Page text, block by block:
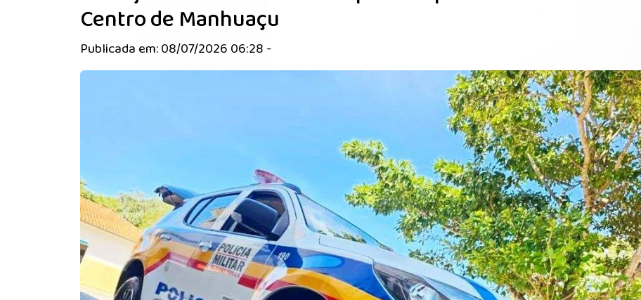
Centro de Manhuaçu
Publicada em: 08/07/2026 06:28 -